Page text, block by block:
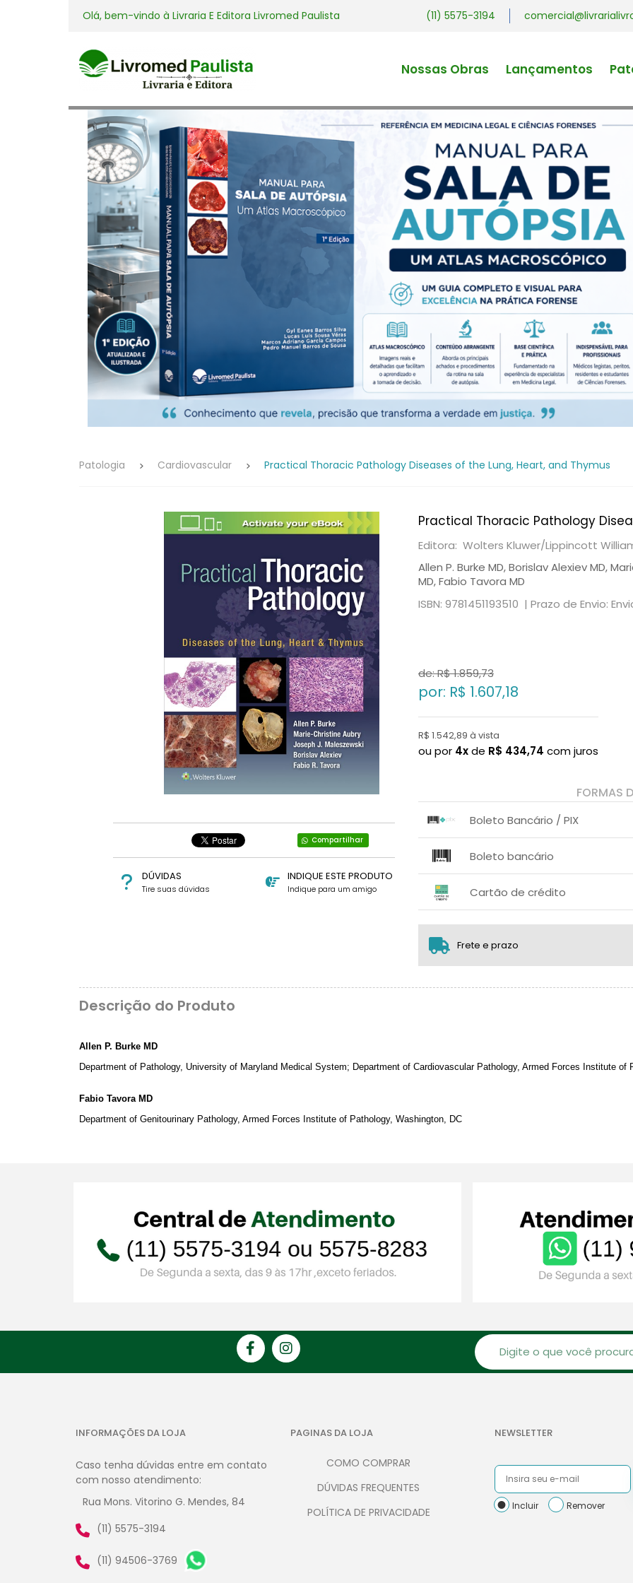
Olá, bem-vindo à Livraria E Editora Livromed Paulista (11) 5575-3194
Nossas Obras Lançamentos
Patologia Cardiovascular Practical Thoracic Pathology Diseases of the Lung, Heart, and Thymus
Compartilhar
DÚVIDAS
Tire suas dúvidas
INDIQUE ESTE PRODUTO
Indique para um amigo
Practical Thoracic Pathology
Editora: Wolters Kluwer/Lippincott
Allen P. Burke MD, Borislav Alexiev MD,
MD, Fabio Tavora MD
ISBN: 9781451193510 | Prazo de Envio:
de: R$1.859,73
por: R$ 1.607,18
R$ 1.542,89 à vista
ou por 4xde R$ 434,74 com juros
FORMAS
Boleto Bancário / PIX
Boleto bancário
Cartão de crédito
Frete e prazo
Descrição do Produto
Allen P. Burke MD
Department of Pathology, University of Maryland Medical System; Department of Cardiovascular Pathology, Armed Forces Institute of
Fabio Tavora MD
Department of Genitourinary Pathology, Armed Forces Institute of Pathology, Washington, DC
INFORMAÇÕES DA LOJA
Caso tenha dúvidas entre em contato
com nosso atendimento:
Rua Mons. Vitorino G. Mendes, 84
(11) 5575-3194
(11) 94506-3769
PAGINAS DA LOJA
COMO COMPRAR
DÚVIDAS FREQUENTES
POLÍTICA DE PRIVACIDADE
NEWSLETTER
Incluir Remover